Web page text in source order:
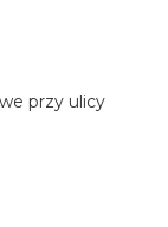
przy ulicy